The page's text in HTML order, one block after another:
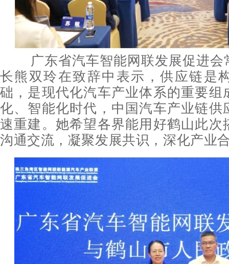
广东省汽车智能网联发展促进会
长熊双玲在致辞中表示，供应链是
础，是现代化汽车产业体系的重要组
化、智能化时代，中国汽车产业链供
速重建。她希望各界能用好鹤山此次
沟通交流，凝聚发展共识，深化产业